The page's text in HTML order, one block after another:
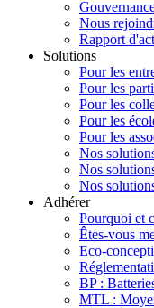
Nous
Rapport
Solutions
Pour les
Pour les
Pour les
Pour les
Pour les
Nos
Nos
Nos
Adhérer
Pourquoi et
Êtes-vous
Eco-
BP :
MTL :